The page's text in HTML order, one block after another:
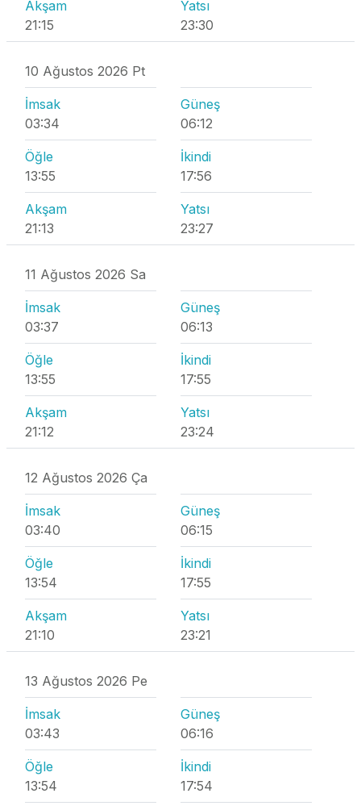
Akşam
21:15
Yatsı
23:30
10 Ağustos 2026 Pt
İmsak
03:34
Güneş
06:12
Öğle
13:55
İkindi
17:56
Akşam
21:13
Yatsı
23:27
11 Ağustos 2026 Sa
İmsak
03:37
Güneş
06:13
Öğle
13:55
İkindi
17:55
Akşam
21:12
Yatsı
23:24
12 Ağustos 2026 Ça
İmsak
03:40
Güneş
06:15
Öğle
13:54
İkindi
17:55
Akşam
21:10
Yatsı
23:21
13 Ağustos 2026 Pe
İmsak
03:43
Güneş
06:16
Öğle
13:54
İkindi
17:54